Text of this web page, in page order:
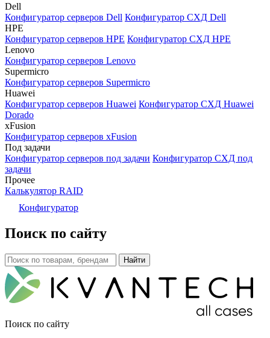
Dell
Конфигуратор серверов Dell Конфигуратор СХД Dell
HPE
Конфигуратор серверов HPE Конфигуратор СХД HPE
Lenovo
Конфигуратор серверов Lenovo
Supermicro
Конфигуратор серверов Supermicro
Huawei
Конфигуратор серверов Huawei Конфигуратор СХД Huawei
Dorado
xFusion
Конфигуратор серверов xFusion
Под задачи
Конфигуратор серверов под задачи Конфигуратор СХД под
задачи
Прочее
Калькулятор RAID
Конфигуратор
Поиск по сайту
Поиск по сайту